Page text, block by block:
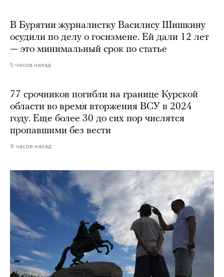
В Бурятии журналистку Василису Шишкину
осудили по делу о госизмене. Ей дали 12 лет
— это минимальный срок по статье
5 часов назад
77 срочников погибли на границе Курской
области во время вторжения ВСУ в 2024
году. Еще более 30 до сих пор числятся
пропавшими без вести
9 часов назад